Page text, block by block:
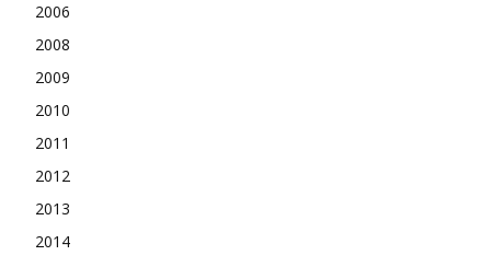
2006
2008
2009
2010
2011
2012
2013
2014